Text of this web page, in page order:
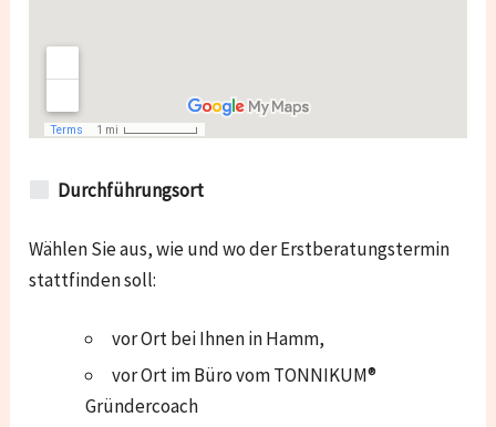
Durchführungsort
Wählen Sie aus, wie und wo der Erstberatungstermin
stattfinden soll:
vor Ort bei Ihnen in Hamm,
vor Ort im Büro vom TONNIKUM®
Gründercoach